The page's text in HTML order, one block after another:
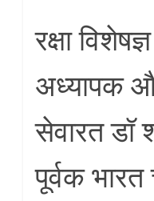
रक्षा
अध्यापक
सेवारत डॉ
पूर्वक